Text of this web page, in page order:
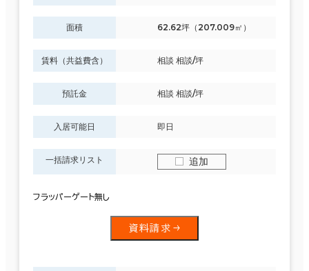
面積 62.62坪（207.009㎡）
賃料（共益費含） 相談 相談/坪
預託金 相談 相談/坪
入居可能日 即日
一括請求リスト 追加
フラッパーゲート無し
資料請求